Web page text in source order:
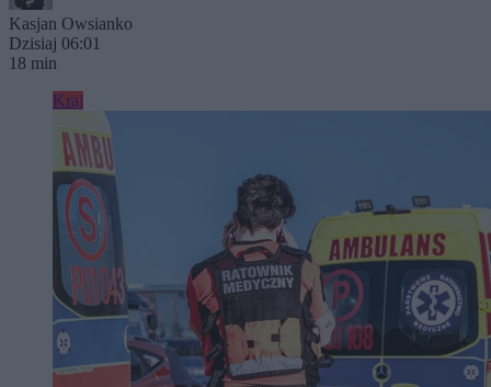
Kasjan Owsianko
Dzisiaj 06:01
18 min
Kraj